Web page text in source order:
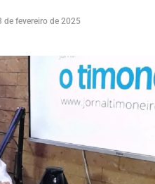
pontos. Assista a
.
de fevereiro de 2025